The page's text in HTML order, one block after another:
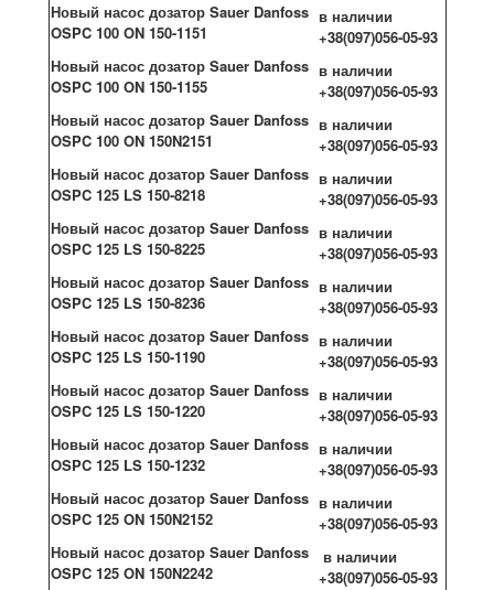
Новый насос дозатор Sauer Danfoss
OSPC 100 ON 150-1151
в наличии
+38(097)056-05-93
Новый насос дозатор Sauer Danfoss
OSPC 100 ON 150-1155
в наличии
+38(097)056-05-93
Новый насос дозатор Sauer Danfoss
OSPC 100 ON 150N2151
в наличии
+38(097)056-05-93
Новый насос дозатор Sauer Danfoss
OSPC 125 LS 150-8218
в наличии
+38(097)056-05-93
Новый насос дозатор Sauer Danfoss
OSPC 125 LS 150-8225
в наличии
+38(097)056-05-93
Новый насос дозатор Sauer Danfoss
OSPC 125 LS 150-8236
в наличии
+38(097)056-05-93
Новый насос дозатор Sauer Danfoss
OSPC 125 LS 150-1190
в наличии
+38(097)056-05-93
Новый насос дозатор Sauer Danfoss
OSPC 125 LS 150-1220
в наличии
+38(097)056-05-93
Новый насос дозатор Sauer Danfoss
OSPC 125 LS 150-1232
в наличии
+38(097)056-05-93
Новый насос дозатор Sauer Danfoss
OSPC 125 ON 150N2152
в наличии
+38(097)056-05-93
Новый насос дозатор Sauer Danfoss
OSPC 125 ON 150N2242
в наличии
+38(097)056-05-93